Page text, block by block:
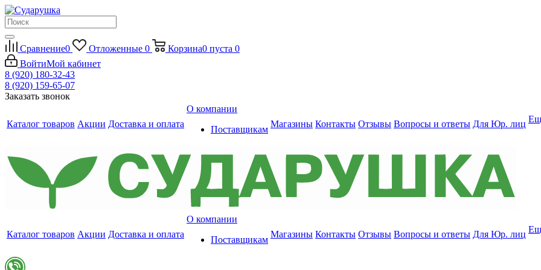
Сравнение0 Отложенные 0 Корзина0 пуста 0
ВойтиМой кабинет
8 (920) 180-32-43
8 (920) 159-65-07
Заказать звонок
Каталог товаров Акции Доставка и оплата
О компании
Поставщикам
Магазины Контакты Отзывы Вопросы и ответы Для Юр. лиц
Каталог товаров Акции Доставка и оплата
О компании
Поставщикам
Магазины Контакты Отзывы Вопросы и ответы Для Юр. лиц